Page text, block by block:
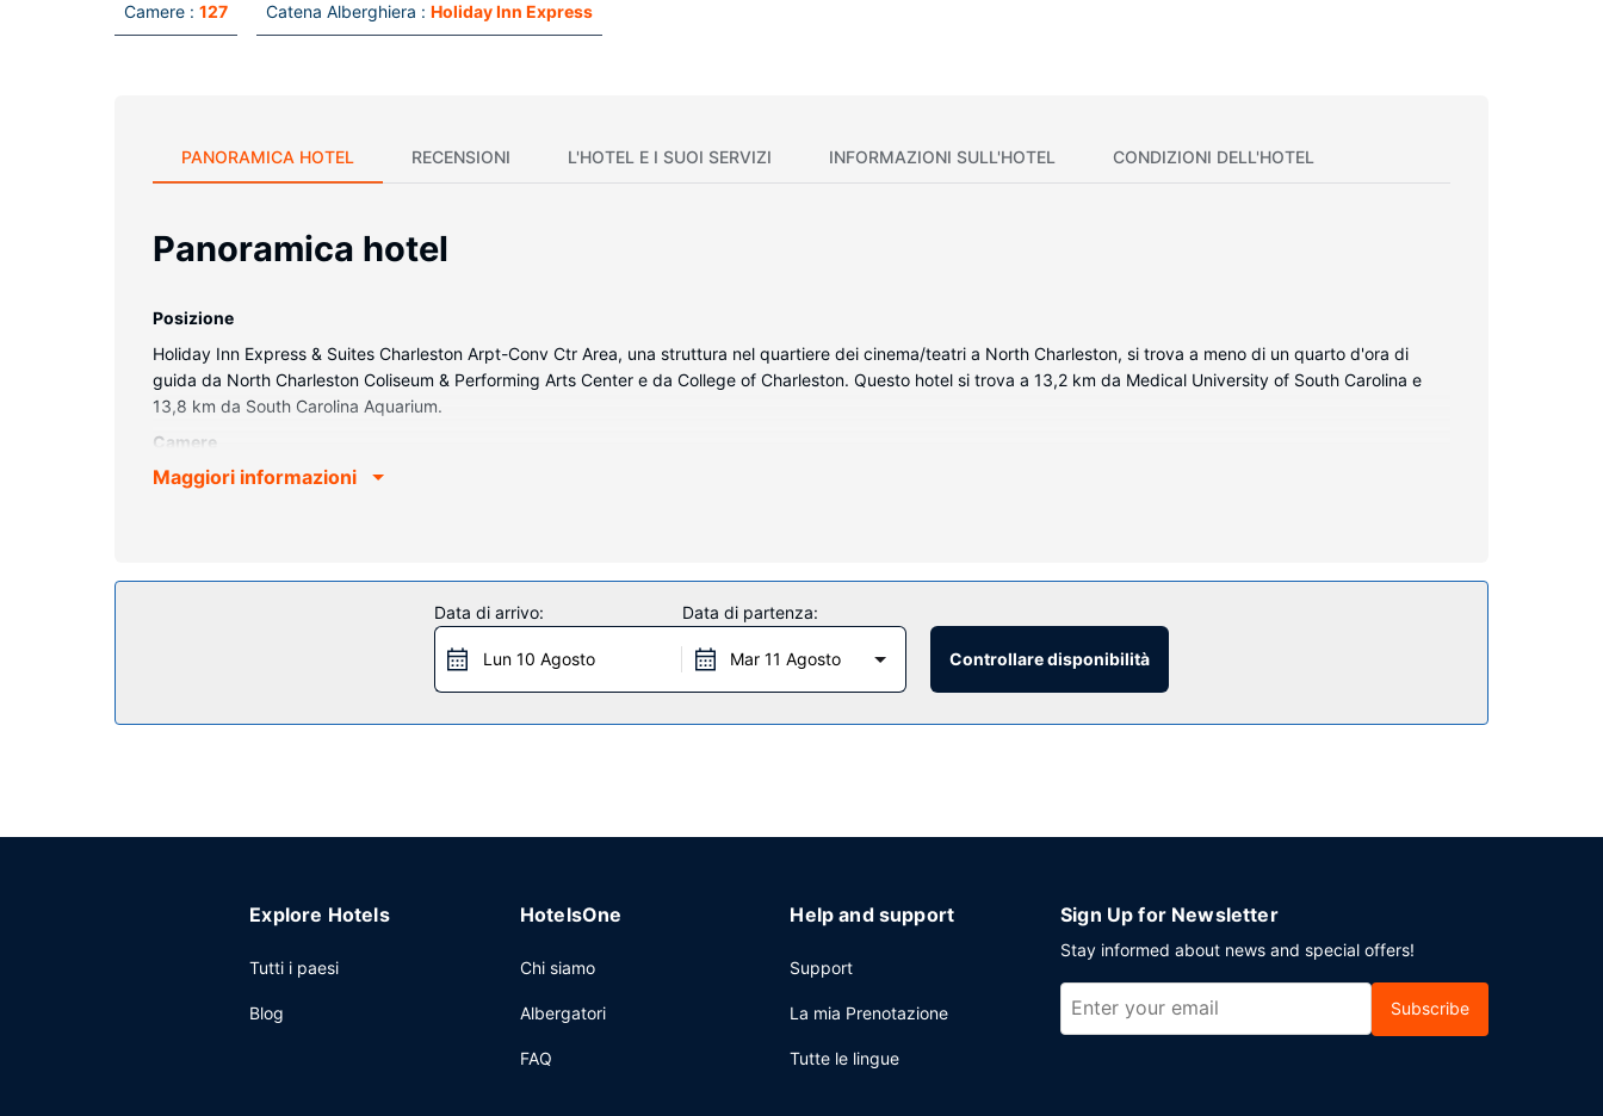
Camere : 127 Catena Alberghiera : Holiday Inn Express
PANORAMICA HOTEL RECENSIONI L'HOTEL E I SUOI SERVIZI INFORMAZIONI SULL'HOTEL CONDIZIONI DELL'HOTEL
Panoramica hotel
Posizione
Holiday Inn Express & Suites Charleston Arpt-Conv Ctr Area, una struttura nel quartiere dei cinema/teatri a North Charleston, si trova a meno di un quarto d'ora di
guida da North Charleston Coliseum & Performing Arts Center e da College of Charleston. Questo hotel si trova a 13,2 km da Medical University of South Carolina e
13,8 km da South Carolina Aquarium.
Camere
Rilassati in una delle 127 camere con aria condizionata della struttura, completa di frigorifero e microonde. La connessione Internet inclusa, wireless e via cavo, e la TV
Grazie a una piscina coperta, una vasca idromassaggio, una palestra aperta giorno e notte e molti altri servizi ricreativi, il divertimento è assicurato! Questo hotel
propone, inoltre, il Wi-Fi gratuito, servizi di concierge e una TV nelle aree comuni. Gli ospiti avranno a disposizione la navetta gratuita che opera all'interno di 0.5
Holiday Inn Express & Suites Charleston Arpt-Conv Ctr Area include uno snack bar. La colazione a buffet è inclusa nel prezzo.
Maggiori informazioni
Data di arrivo:
Lun 10 Agosto
Data di partenza:
Mar 11 Agosto Controllare disponibilità
Explore Hotels
Tutti i paesi
Blog
HotelsOne
Chi siamo
Albergatori
FAQ
Help and support
Support
La mia Prenotazione
Tutte le lingue
Sign Up for Newsletter
Stay informed about news and special offers!
Subscribe